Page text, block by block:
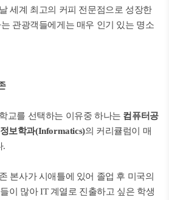
세계 최고의 커피 전문점으로 성장한
관광객들에게는 매우 인기 있는 명소
교를 선택하는 이유중 하나는 컴퓨터공
정보학과(Informatics)의 커리큘럼이 매
.
본사가 시애틀에 있어 졸업 후 미국의
이 많아 IT 계열로 진출하고 싶은 학생